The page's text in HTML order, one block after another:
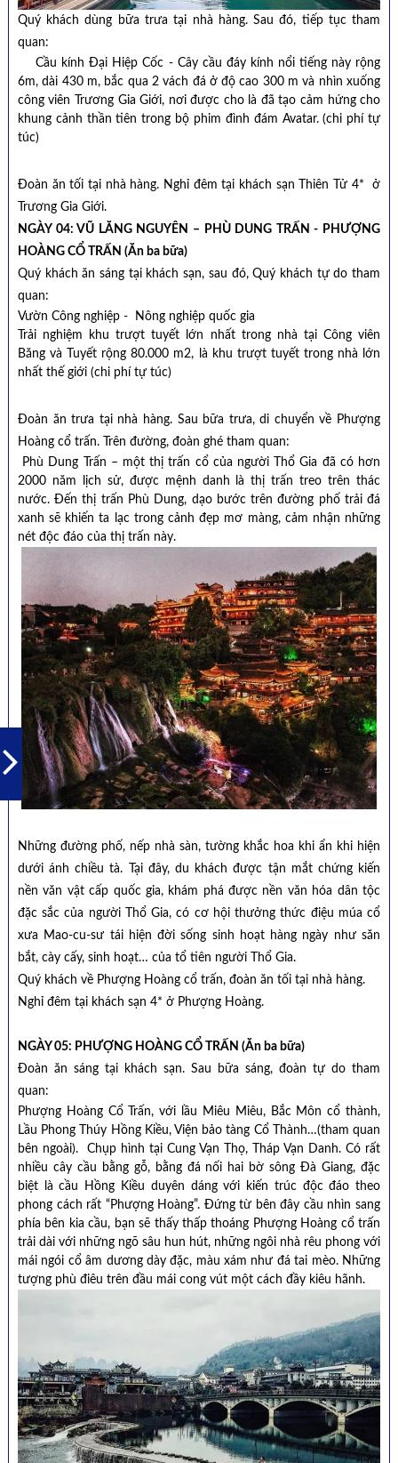
Quý khách dùng bữa trưa tại nhà hàng. Sau đó, tiếp tục tham
quan:
Cầu kính Đại Hiệp Cốc - Cây cầu đáy kính nổi tiếng này rộng
6m, dài 430 m, bắc qua 2 vách đá ở độ cao 300 m và nhìn xuống
công viên Trương Gia Giới, nơi được cho là đã tạo cảm hứng cho
khung cảnh thần tiên trong bộ phim đình đám Avatar. (chi phí tự
túc)
Đoàn ăn tối tại nhà hàng. Nghỉ đêm tại khách sạn Thiên Tử 4* ở
Trương Gia Giới.
NGÀY 04: VŨ LĂNG NGUYÊN – PHÙ DUNG TRẤN - PHƯỢNG
HOÀNG CỔ TRẤN (Ăn ba bữa)
Quý khách ăn sáng tại khách sạn, sau đó, Quý khách tự do tham
quan:
Vườn Công nghiệp - Nông nghiệp quốc gia
Trải nghiệm khu trượt tuyết lớn nhất trong nhà tại Công viên
Băng và Tuyết rộng 80.000 m2, là khu trượt tuyết trong nhà lớn
nhất thế giới (chi phí tự túc)
Đoàn ăn trưa tại nhà hàng. Sau bữa trưa, di chuyển về Phượng
Hoàng cổ trấn. Trên đường, đoàn ghé tham quan:
Phù Dung Trấn – một thị trấn cổ của người Thổ Gia đã có hơn
2000 năm lịch sử, được mệnh danh là thị trấn treo trên thác
nước. Đến thị trấn Phù Dung, dạo bước trên đường phố trải đá
xanh sẽ khiến ta lạc trong cảnh đẹp mơ màng, cảm nhận những
nét độc đáo của thị trấn này.
Những đường phố, nếp nhà sàn, tường khắc hoa khi ẩn khi hiện
dưới ánh chiều tà. Tại đây, du khách được tận mắt chứng kiến
nền văn vật cấp quốc gia, khám phá được nền văn hóa dân tộc
đặc sắc của người Thổ Gia, có cơ hội thưởng thức điệu múa cổ
xưa Mao-cu-sư tái hiện đời sống sinh hoạt hàng ngày như săn
bắt, cày cấy, sinh hoạt… của tổ tiên người Thổ Gia.
Quý khách về Phượng Hoàng cổ trấn, đoàn ăn tối tại nhà hàng.
Nghỉ đêm tại khách sạn 4* ở Phượng Hoàng.
NGÀY 05: PHƯỢNG HOÀNG CỔ TRẤN (Ăn ba bữa)
Đoàn ăn sáng tại khách sạn. Sau bữa sáng, đoàn tự do tham
quan:
Phượng Hoàng Cổ Trấn, với lầu Miêu Miêu, Bắc Môn cổ thành,
Lầu Phong Thúy Hồng Kiều, Viện bảo tàng Cổ Thành…(tham quan
bên ngoài). Chụp hình tại Cung Vạn Thọ, Tháp Vạn Danh. Có rất
nhiều cây cầu bằng gỗ, bằng đá nối hai bờ sông Đà Giang, đặc
biệt là cầu Hồng Kiều duyên dáng với kiến trúc độc đáo theo
phong cách rất “Phượng Hoàng”. Đứng từ bên đây cầu nhìn sang
phía bên kia cầu, bạn sẽ thấy thấp thoáng Phượng Hoàng cổ trấn
trải dài với những ngõ sâu hun hút, những ngôi nhà rêu phong với
mái ngói cổ âm dương dày đặc, màu xám như đá tai mèo. Những
tượng phù điêu trên đầu mái cong vút một cách đầy kiêu hãnh.